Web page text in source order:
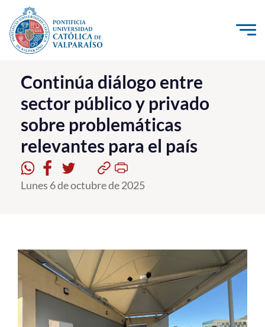
Click acá para ir directamente al contenido
La Universidad
Investigación, Creación e Innovación
PUCV Internacional
Vinculación con el Medio
Admisión
Formación Continua
Estudiantes
Académicos
Continúa diálogo entre
sector público y privado
sobre problemáticas
relevantes para el país
Lunes 6 de octubre de 2025